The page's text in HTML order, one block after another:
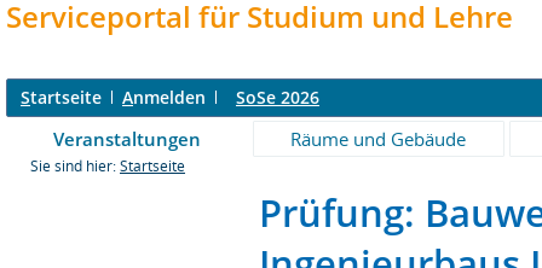
Serviceportal für Studium und Lehre
Startseite Anmelden SoSe 2026
Veranstaltungen Räume und Gebäude
Sie sind hier: Startseite
Prüfung: